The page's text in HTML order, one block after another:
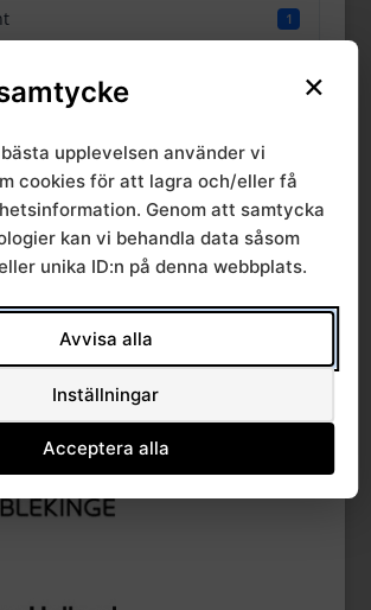
1
2015-05-19
Nilsson del 1
×
upplevelsen använder vi
cookies för att lagra och/eller få
Genom att samtycka
kan vi behandla data såsom
unika ID:n på denna webbplats.
Avvisa alla
Inställningar
Acceptera alla